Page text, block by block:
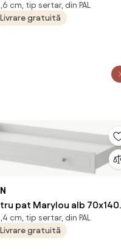
cm, tip sertar, din PAL
Livrare gratuită
pat Marylou alb 70x140
cm, tip sertar, din PAL
Livrare gratuită